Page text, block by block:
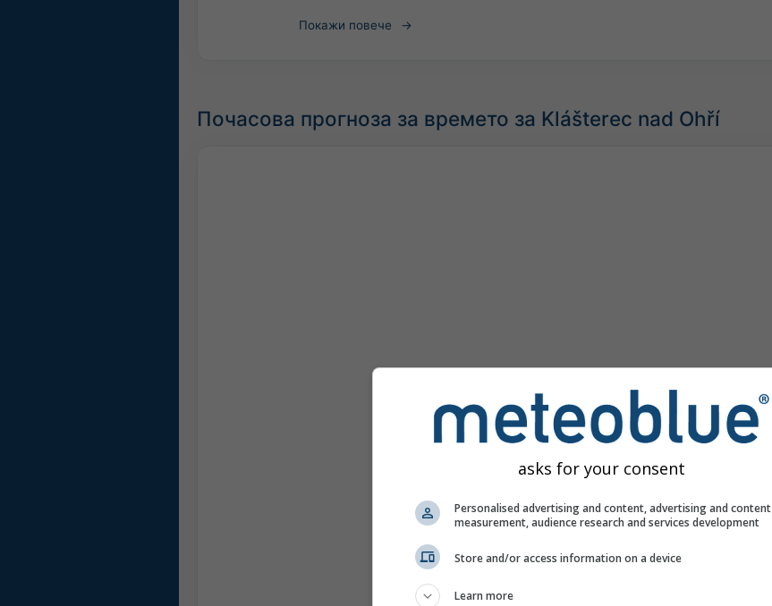
Покажи повече
Почасова прогноза за времето за Klášterec nad Ohří
asks for your consent
Personalised advertising and content, advertising and content
measurement, audience research and services development
Store and/or access information on a device
Learn more